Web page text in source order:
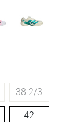
38 2/3
42